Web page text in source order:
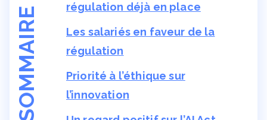
SOMMAIRE
régulation déjà en place
Les salariés en faveur de la
régulation
Priorité à l’éthique sur
l’innovation